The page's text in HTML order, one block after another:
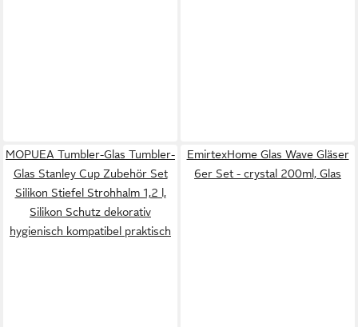
MOPUEA Tumbler-Glas Tumbler-
Glas Stanley Cup Zubehör Set
Silikon Stiefel Strohhalm 1,2 l,
Silikon Schutz dekorativ
hygienisch kompatibel praktisch
EmirtexHome Glas Wave Gläser
6er Set - crystal 200ml, Glas